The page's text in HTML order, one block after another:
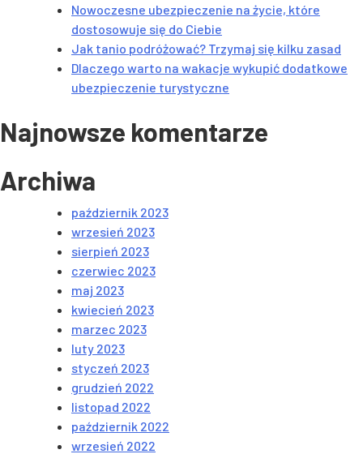
kredytu
Nowoczesne ubezpieczenie na życie, które
dostosowuje się do Ciebie
Jak tanio podróżować? Trzymaj się kilku zasad
Dlaczego warto na wakacje wykupić dodatkowe
ubezpieczenie turystyczne
Najnowsze komentarze
Archiwa
październik 2023
wrzesień 2023
sierpień 2023
czerwiec 2023
maj 2023
kwiecień 2023
marzec 2023
luty 2023
styczeń 2023
grudzień 2022
listopad 2022
październik 2022
wrzesień 2022